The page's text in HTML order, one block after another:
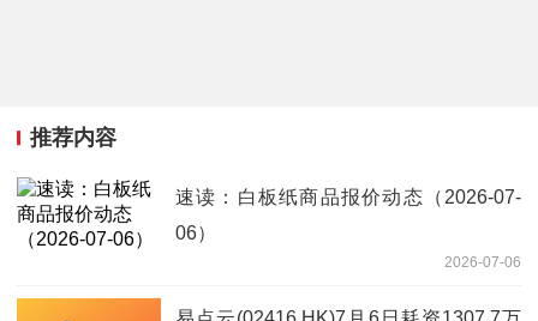
推荐内容
速读：白板纸商品报价动态（2026-07-
06）
2026-07-06